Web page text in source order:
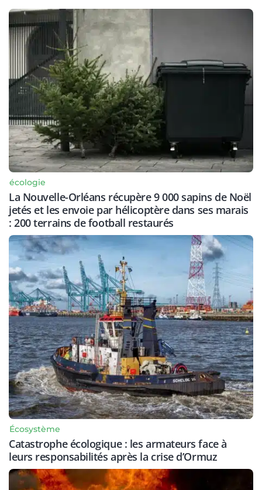
écologie
La Nouvelle-Orléans récupère 9 000 sapins de Noël
jetés et les envoie par hélicoptère dans ses marais
: 200 terrains de football restaurés
Écosystème
Catastrophe écologique : les armateurs face à
leurs responsabilités après la crise d’Ormuz